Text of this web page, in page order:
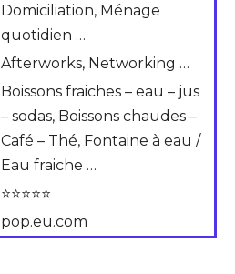
Domiciliation, Ménage
quotidien …
Afterworks, Networking …
Boissons fraiches – eau – jus
– sodas, Boissons chaudes –
Café – Thé, Fontaine à eau /
Eau fraiche …
⭐⭐⭐⭐⭐
pop.eu.com